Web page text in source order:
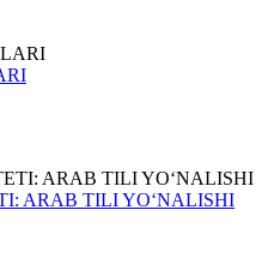
ARAB TILI YO‘NALISHI